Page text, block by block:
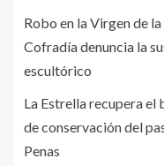
Robo en la Virgen de
Cofradía denuncia la
escultórico
La Estrella recupera
de conservación del
Penas